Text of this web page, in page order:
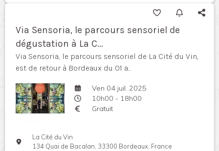
Via Sensoria, le parcours sensoriel de
dégustation à La C...
Via Sensoria, le parcours sensoriel de La Cité du Vin,
est de retour à Bordeaux du 01 a...
Ven 04 juil. 2025
10h00 - 18h00
Gratuit
La Cité du Vin
134 Quai de Bacalan, 33300 Bordeaux, France